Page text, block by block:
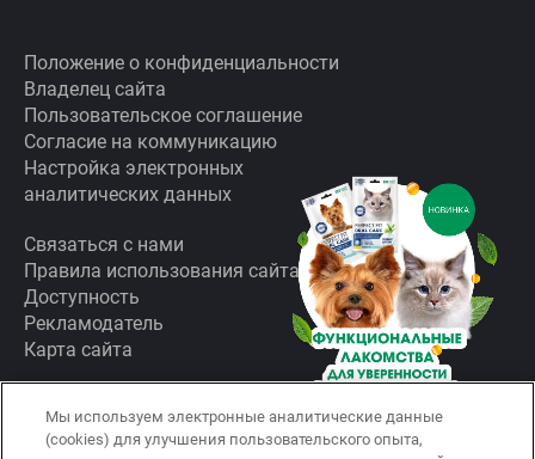
НОВИНКА
скрыть
Положение о конфиденциальности
Владелец сайта
Пользовательское соглашение
Согласие на коммуникацию
Настройка электронных
аналитических данных
Связаться с нами
Правила использования сайта
Доступность
Рекламодатель
Карта сайта
Горячая линия:
8 (800) 200-10-00
Мы используем электронные аналитические данные
(cookies) для улучшения пользовательского опыта,